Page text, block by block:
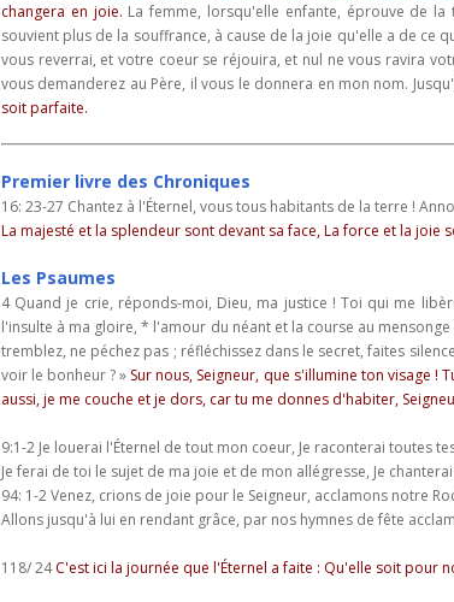
changera en joie. La femme, lorsqu'elle enfante, éprouve de
souvient plus de la souffrance, à cause de la joie qu'elle a de ce
vous reverrai, et votre coeur se réjouira, et nul ne vous ravira
vous demanderez au Père, il vous le donnera en mon nom.
soit parfaite.
Premier livre des Chroniques
16: 23-27 Chantez à l'Éternel, vous tous habitants de la terre !
La majesté et la splendeur sont devant sa face, La force et la joie
Les Psaumes
4 Quand je crie, réponds-moi, Dieu, ma justice ! Toi qui me
l'insulte à ma gloire, * l'amour du néant et la course au
tremblez, ne péchez pas ; réfléchissez dans le secret, faites
voir le bonheur ? » Sur nous, Seigneur, que s'illumine ton visage
aussi, je me couche et je dors, car tu me donnes d'habiter,
9:1-2 Je louerai l'Éternel de tout mon coeur, Je raconterai toutes
Je ferai de toi le sujet de ma joie et de mon allégresse, Je
94: 1-2Venez, crions de joie pour le Seigneur, acclamons notre
Allons jusqu'à lui en rendant grâce, par nos hymnes de fête
118/ 24C'est ici la journée que l'Éternel a faite : Qu'elle soit pour